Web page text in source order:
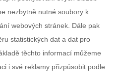
VLAK
250 Kč
KOLEJE
48 Kč
nezbytně nutné soubory k
webových stránek. Dále pak
statistických dat a dat pro
těchto informací můžeme
i své reklamy přizpůsobit podle